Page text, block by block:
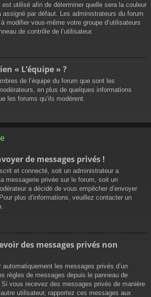
est utilisé afin de déterminer quelle sera la couleur
par défaut. Les administrateurs du forum
modifier vous-même votre groupe d’utilisateurs
de contrôle de l’utilisateur.
« L’équipe » ?
de l’équipe du forum que sont les
en plus de quelques informations
les forums qu’ils modèrent.
de messages privés !
et connecté, soit un administrateur a
messagerie privée sur le forum, soit un
a décidé de vous empêcher d’envoyer
plus d’informations, veuillez contacter un
des messages privés non
les messages privés d’un
règles de messages depuis le panneau de
Si vous recevez des messages privés de manière
utilisateur, rapportez ces messages aux